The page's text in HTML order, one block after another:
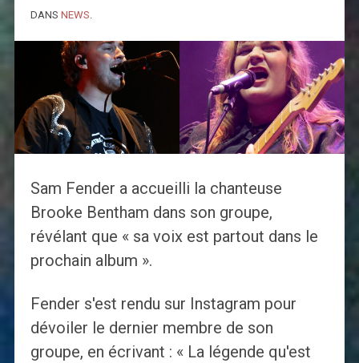
DANS NEWS
Sam Fender a accueilli la chanteuse
Brooke Bentham dans son groupe,
révélant que « sa voix est partout dans le
prochain album ».
Fender s'est rendu sur Instagram pour
dévoiler le dernier membre de son
groupe, en écrivant : « La légende qu'est